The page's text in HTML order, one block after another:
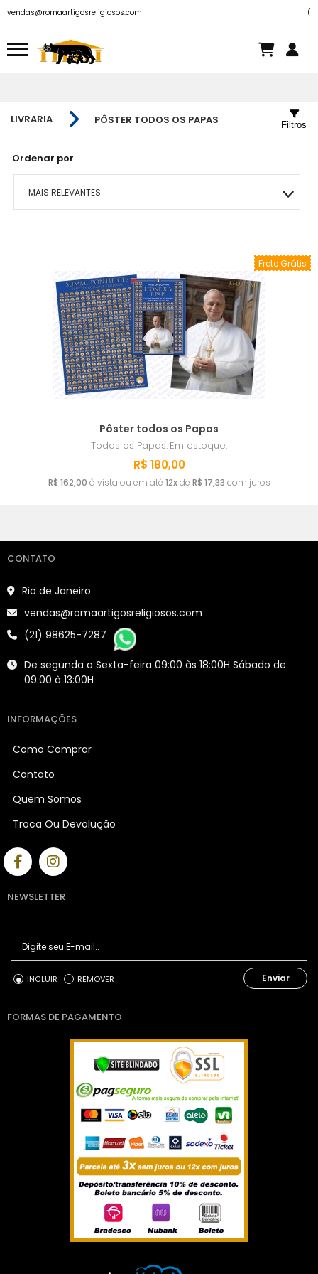
vendas@romaartigosreligiosos.com (
LIVRARIA PÔSTER TODOS OS PAPAS
Ordenar por
MAIS RELEVANTES
MAIOR PREÇO
Filtros
Frete Grátis
Pôster todos os Papas
Todos os Papas. Em estoque.
R$ 180,00
R$ 162,00 à vista ou em até 12xde R$ 17,33 com juros
CONTATO
Rio de Janeiro
vendas@romaartigosreligiosos.com
(21) 98625-7287
De segunda a Sexta-feira 09:00 às 18:00H Sábado de
09:00 à 13:00H
INFORMAÇÕES
Como Comprar
Contato
Quem Somos
Troca Ou Devolução
NEWSLETTER
INCLUIR REMOVER Enviar
FORMAS DE PAGAMENTO